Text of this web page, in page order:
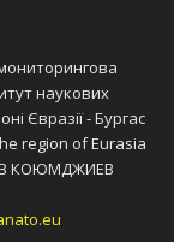
наукових
Євразії - Бургас
region of Eurasia
КОЮМДЖИЕВ